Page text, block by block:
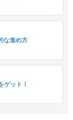
な進め方
ゲット！